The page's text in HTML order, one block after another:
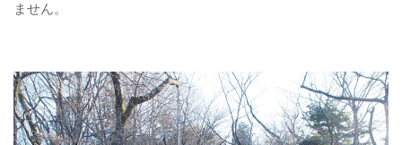
ません。